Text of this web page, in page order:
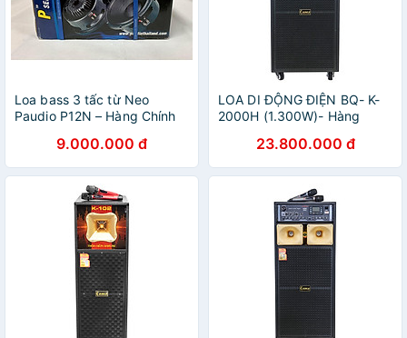
Loa bass 3 tấc từ Neo
Paudio P12N – Hàng Chính
9.000.000 đ
LOA DI ĐỘNG ĐIỆN BQ- K-
2000H (1.300W)- Hàng
23.800.000 đ